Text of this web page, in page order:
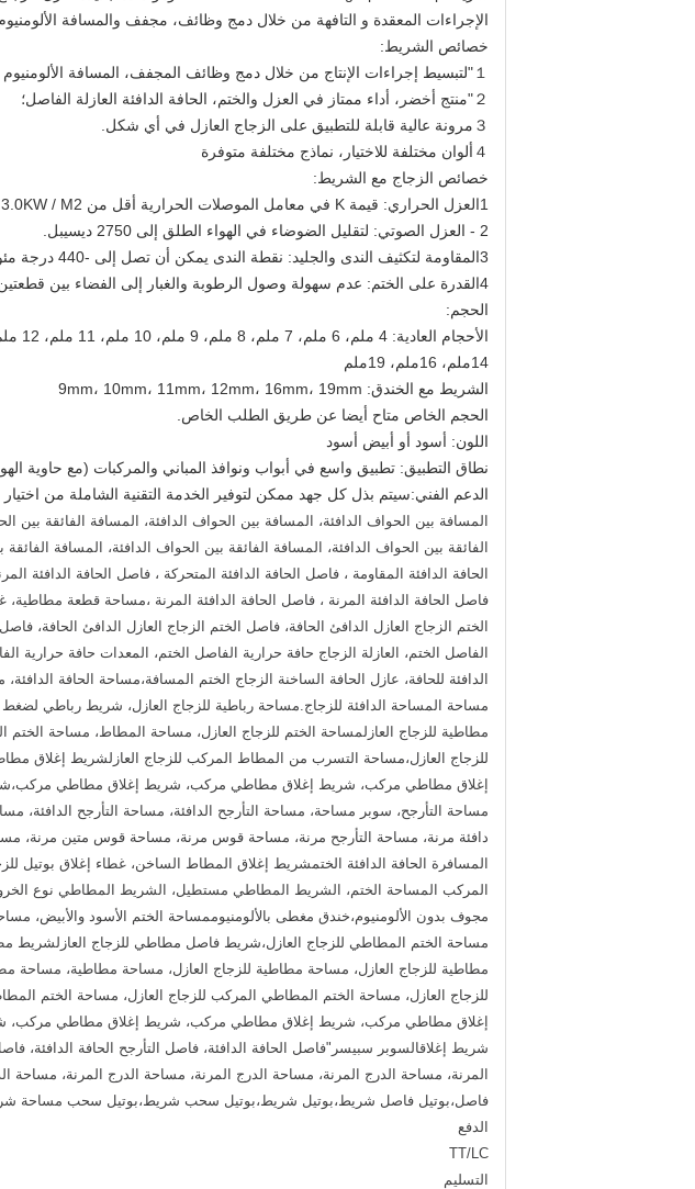
الإجراءات المعقدة و التافهة من خلال دمج وظائف، مجفف والمسافة
خصائص الشريط:
１"لتبسيط إجراءات الإنتاج من خلال دمج وظائف المجفف، المسافة الألومنيوم وزاوية إدخال؛
２"منتج أخضر، أداء ممتاز في العزل والختم، الحافة الدافئة العازلة الفاصل؛
３مرونة عالية قابلة للتطبيق على الزجاج العازل في أي شكل.
４ألوان مختلفة للاختيار، نماذج مختلفة متوفرة
خصائص الزجاج مع الشريط:
1العزل الحراري: قيمة K في معامل الموصلات الحرارية أقل من 3.0KW / M2
2 - العزل الصوتي: لتقليل الضوضاء في الهواء الطلق إلى 2750 ديسيبل.
3المقاومة لتكثيف الندى والجليد: نقطة الندى يمكن أن تصل إلى -440 درجة مئوية
4القدرة على الختم: عدم سهولة وصول الرطوبة والغبار إلى الفضاء بين قطعتين من الزجاج.
الحجم:
الأحجام العادية: 4 ملم، 6 ملم، 7 ملم، 8 ملم، 9 ملم، 10 ملم، 11 ملم، 12 ملم، 13 ملم،
14ملم، 16ملم، 19ملم
الشريط مع الخندق: 9mm، 10mm، 11mm، 12mm، 16mm، 19mm
الحجم الخاص متاح أيضا عن طريق الطلب الخاص.
اللون: أسود أو أبيض أسود
نطاق التطبيق: تطبيق واسع في أبواب ونوافذ المباني والمركبات (مع حاوية
الدعم الفني:سيتم بذل كل جهد ممكن لتوفير الخدمة التقنية الشاملة من
المسافة بين الحواف الدافئة، المسافة بين الحواف الدافئة، المسافة الفائقة بين
الحافة الدافئة المقاومة ، فاصل الحافة الدافئة المتحركة ، فاصل الحافة الدافئة
فاصل الحافة الدافئة المرنة ، فاصل الحافة الدافئة المرنة ،مساحة قطعة مطاطية،
الختم الزجاج العازل الدافئ الحافة، فاصل الختم الزجاج العازل الدافئ الحافة،
الفاصل الختم، العازلة الزجاج حافة حرارية الفاصل الختم، المعدات حافة حرارية
الدافئة للحافة، عازل الحافة الساخنة الزجاج الختم المسافة،مساحة الحافة الدافئة،
مساحة المساحة الدافئة للزجاج.مساحة رباطية للزجاج العازل، شريط رباطي
مطاطية للزجاج العازلمساحة الختم للزجاج العازل، مساحة المطاط، مساحة
للزجاج العازل،مساحة التسرب من المطاط المركب للزجاج العازلشريط إغلاق
إغلاق مطاطي مركب، شريط إغلاق مطاطي مركب، شريط إغلاق مطاطي مركب،شريط
مساحة التأرجح، سوبر مساحة، مساحة التأرجح الدافئة، مساحة التأرجح الدافئة،
دافئة مرنة، مساحة التأرجح مرنة، مساحة قوس مرنة، مساحة قوس متين مرنة،
المسافرة الحافة الدافئة الختمشريط إغلاق المطاط الساخن، غطاء إغلاق بوتيل
مجوف بدون الألومنيوم،خندق مغطى بالألومنيوممساحة الختم الأسود والأبيض،
مساحة الختم المطاطي للزجاج العازل،شريط فاصل مطاطي للزجاج العازلشريط
مطاطية للزجاج العازل، مساحة مطاطية للزجاج العازل، مساحة مطاطية،
للزجاج العازل، مساحة الختم المطاطي المركب للزجاج العازل، مساحة الختم
إغلاق مطاطي مركب، شريط إغلاق مطاطي مركب، شريط إغلاق مطاطي مركب،
شريط إغلاقالسوبر سبيسر"فاصل الحافة الدافئة، فاصل التأرجح الحافة الدافئة،
المرنة، مساحة الدرج المرنة، مساحة الدرج المرنة، مساحة الدرج المرنة، مساحة
فاصل،بوتيل فاصل شريط،بوتيل شريط،بوتيل سحب شريط،بوتيل سحب مساحة
الدفع
TT/LC
التسليم